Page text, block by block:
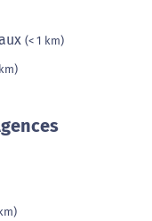
(< 1 km)